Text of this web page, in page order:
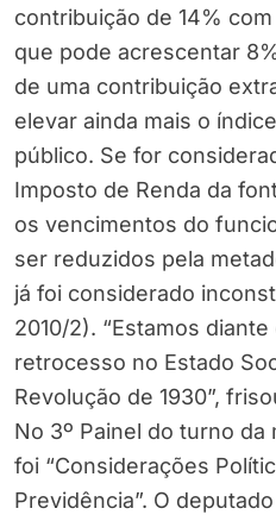
contribuição de 14%
que pode acrescentar
de uma contribuição
elevar ainda mais o
público. Se for
Imposto de Renda da
os vencimentos do
ser reduzidos pela
já foi considerado
2010/2). “Estamos
retrocesso no Estado
Revolução de 1930”,
No 3º Painel do turno da
foi “Considerações
Previdência”. O